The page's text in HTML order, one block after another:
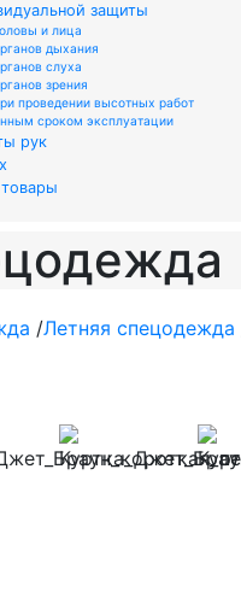
защиты
и лица
дыхания
слуха
зрения
проведении высотных работ
сроком эксплуатации
рук
/Летняя спецодежда